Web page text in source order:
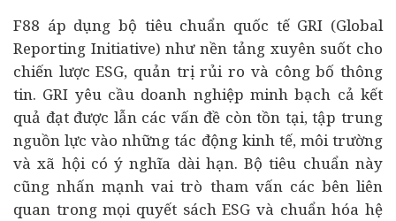
F88 áp dụng bộ tiêu chuẩn quốc tế GRI (Global
Reporting Initiative) như nền tảng xuyên suốt cho
chiến lược ESG, quản trị rủi ro và công bố thông
tin. GRI yêu cầu doanh nghiệp minh bạch cả kết
quả đạt được lẫn các vấn đề còn tồn tại, tập trung
nguồn lực vào những tác động kinh tế, môi trường
vàxã hội có ý nghĩa dài hạn. Bộ tiêu chuẩn này
cũng nhấn mạnh vai trò tham vấn các bên liên
quan trong mọi quyết sách ESG và chuẩn hóa hệ